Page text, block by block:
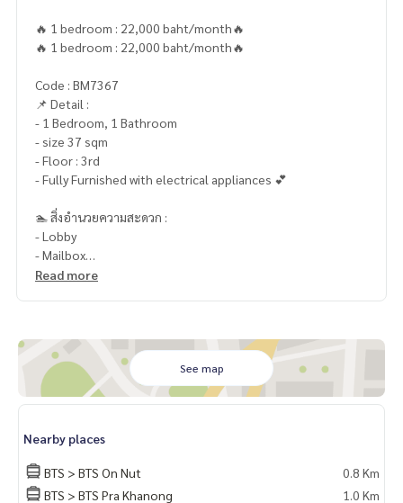
🔥 1 bedroom : 22,000 baht/month🔥
🔥 1 bedroom : 22,000 baht/month🔥
Code : BM7367
📌 Detail :
- 1 Bedroom, 1 Bathroom
- size 37 sqm
- Floor : 3rd
- Fully Furnished with electrical appliances 💕
🏊 สิ่งอำนวยความสะดวก :
- Lobby
- Mailbox
- Swimming Pool with JacuzziHot & Cold Jacuzzi
- KAWA Bridge & Bamboo Cabana
- EV charging station
- Garden
- Sansiri Backyard
- Access Card Control
- CCTV
-รปภ. 24 ชม.
Read more
See map
Nearby places
BTS > BTS On Nut
0.8 Km
BTS > BTS Pra Khanong
1.0 Km